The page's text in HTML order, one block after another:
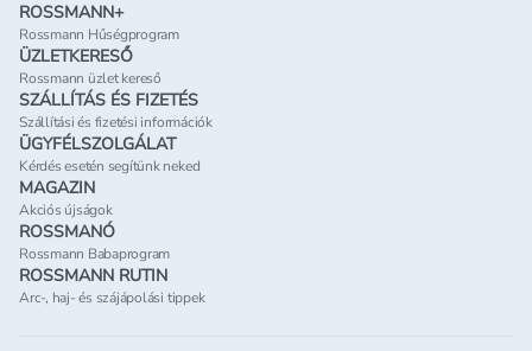
ROSSMANN+
Rossmann Hűségprogram
ÜZLETKERESŐ
Rossmann üzlet kereső
SZÁLLÍTÁS ÉS FIZETÉS
Szállítási és fizetési információk
ÜGYFÉLSZOLGÁLAT
Kérdés esetén segítünk neked
MAGAZIN
Akciós újságok
ROSSMANÓ
Rossmann Babaprogram
ROSSMANN RUTIN
Arc-, haj- és szájápolási tippek